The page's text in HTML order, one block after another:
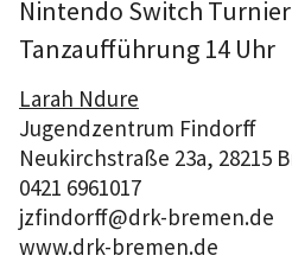
Nintendo Switch
Tanzaufführung 14 Uhr
Larah Ndure
Jugendzentrum Findorff
Neukirchstraße 23a, 28215
0421 6961017
jzfindorff@drk-bremen.de
www.drk-bremen.de